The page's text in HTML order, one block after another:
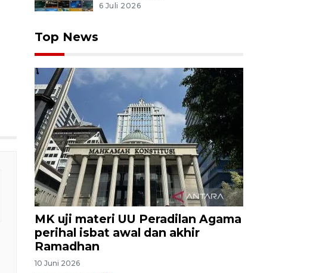
6 Juli 2026
Top News
MK uji materi UU Peradilan Agama
perihal isbat awal dan akhir
Ramadhan
10 Juni 2026